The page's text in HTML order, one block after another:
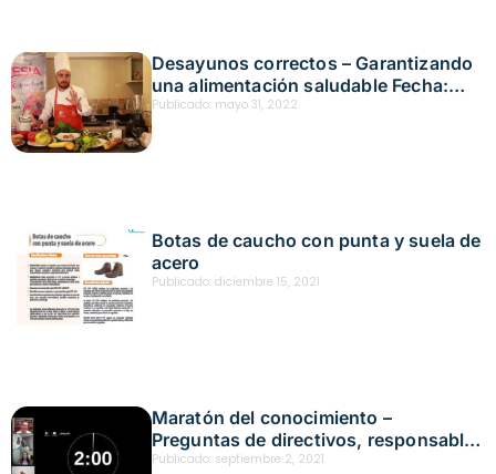
Desayunos correctos – Garantizando
una alimentación saludable Fecha:
mayo 21, 2022
Publicado: mayo 31, 2022
Botas de caucho con punta y suela de
acero
Publicado: diciembre 15, 2021
Maratón del conocimiento –
Preguntas de directivos, responsable
Fecha: agosto 20, 2021
Publicado: septiembre 2, 2021